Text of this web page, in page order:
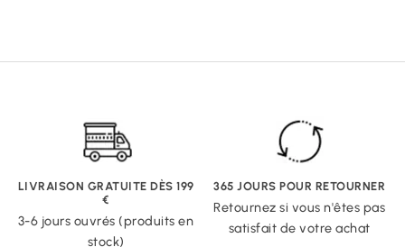
LIVRAISON GRATUITE DÈS 199
€
3-6 jours ouvrés (produits en
stock)
365 JOURS POUR RETOURNER
Retournez si vous n'êtes pas
satisfait de votre achat